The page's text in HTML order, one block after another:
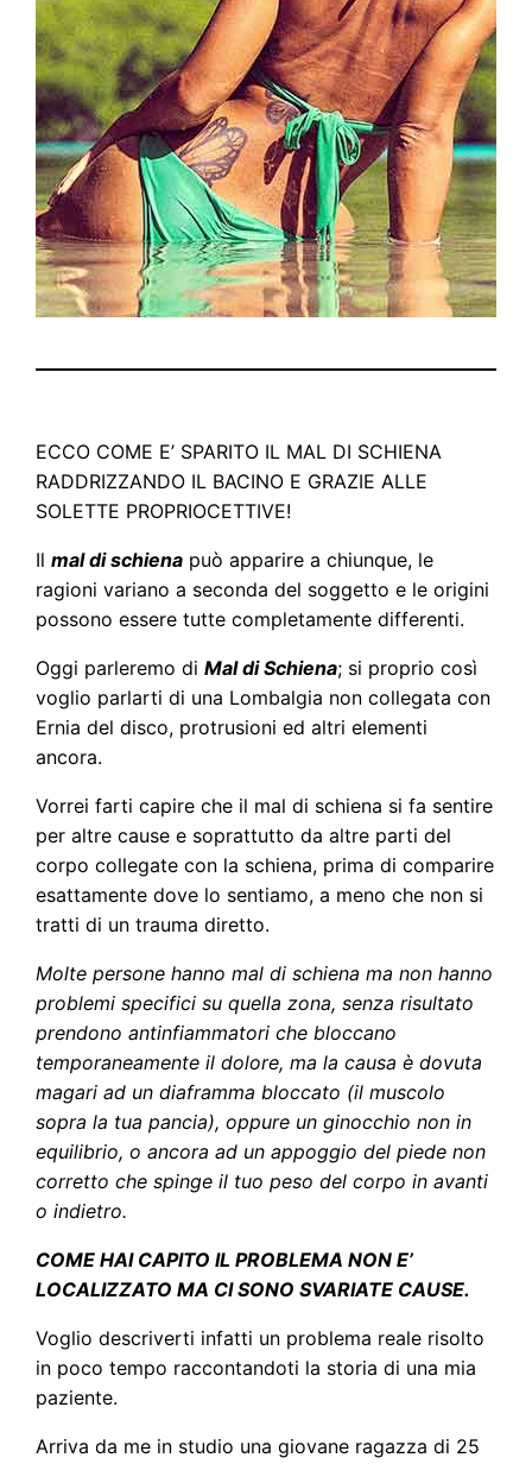
ECCO COME E’ SPARITO IL MAL DI SCHIENA
RADDRIZZANDO IL BACINO E GRAZIE ALLE
SOLETTE PROPRIOCETTIVE!
Ilmal di schiena può apparire a chiunque, le
ragioni variano a seconda del soggetto e le origini
possono essere tutte completamente differenti.
Oggi parleremo diMal di Schiena; si proprio così
voglio parlarti di una Lombalgia non collegata con
Ernia del disco, protrusioni ed altri elementi
ancora.
Vorrei farti capire che il mal di schiena si fa sentire
per altre cause e soprattutto da altre parti del
corpo collegate con la schiena, prima di comparire
esattamente dove lo sentiamo, a meno che non si
tratti di un trauma diretto.
Molte persone hanno mal di schiena ma non hanno
problemi specifici su quella zona, senza risultato
prendono antinfiammatori che bloccano
temporaneamente il dolore, ma la causa è dovuta
magari ad un diaframma bloccato (il muscolo
sopra la tua pancia), oppure un ginocchio non in
equilibrio, o ancora ad un appoggio del piede non
corretto che spinge il tuo peso del corpo in avanti
o indietro.
COME HAI CAPITO IL PROBLEMA NON E’
LOCALIZZATO MA CI SONO SVARIATE CAUSE.
Voglio descriverti infatti un problema reale risolto
in poco tempo raccontandoti la storia di una mia
paziente.
Arriva da me in studio una giovane ragazza di 25